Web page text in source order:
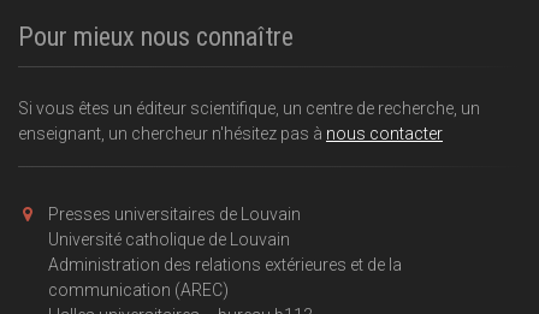
Pour mieux nous connaître
Si vous êtes un éditeur scientifique, un centre de recherche, un
enseignant, un chercheur n'hésitez pas à nous contacter
Presses universitaires de Louvain
Université catholique de Louvain
Administration des relations extérieures et de la
communication (AREC)